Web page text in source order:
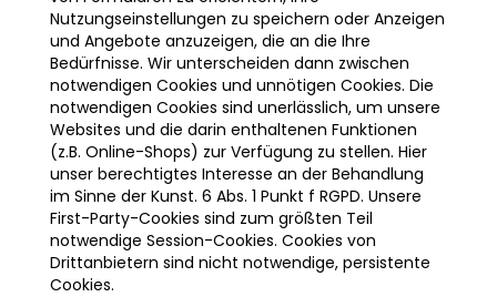
Nutzungseinstellungen zu speichern oder Anzeigen
und Angebote anzuzeigen, die an die Ihre
Bedürfnisse. Wir unterscheiden dann zwischen
notwendigen Cookies und unnötigen Cookies. Die
notwendigen Cookies sind unerlässlich, um unsere
Websites und die darin enthaltenen Funktionen
(z.B. Online-Shops) zur Verfügung zu stellen. Hier
unser berechtigtes Interesse an der Behandlung
im Sinne der Kunst. 6 Abs. 1 Punkt f RGPD. Unsere
First-Party-Cookies sind zum größten Teil
notwendige Session-Cookies. Cookies von
Drittanbietern sind nicht notwendige, persistente
Cookies.